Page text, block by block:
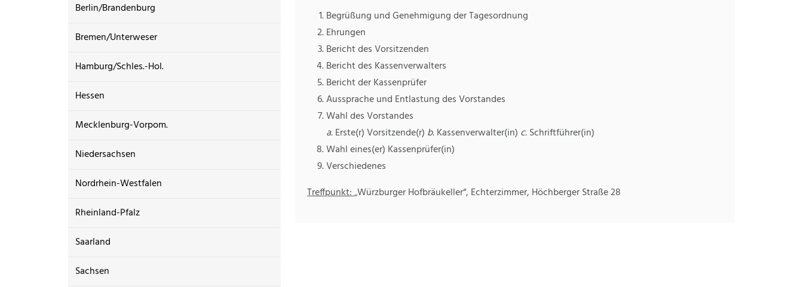
Berlin/Brandenburg
Bremen/Unterweser
Hamburg/Schles.-Hol.
Hessen
Mecklenburg-Vorpom.
Niedersachsen
Nordrhein-Westfalen
Rheinland-Pfalz
Saarland
Sachsen
Begrüßung und Genehmigung der Tagesordnung
Ehrungen
Bericht des Vorsitzenden
Bericht des Kassenverwalters
Bericht der Kassenprüfer
Aussprache und Entlastung des Vorstandes
Wahl des Vorstandes
a.Erste(r) Vorsitzende(r) b.Kassenverwalter(in) c.Schriftführer(in)
Wahl eines(er) Kassenprüfer(in)
Verschiedenes
Treffpunkt:„Würzburger Hofbräukeller“, Echterzimmer, Höchberger Straße 28